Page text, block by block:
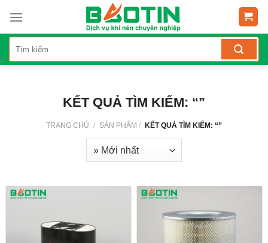
content
KẾT QUẢ TÌM KIẾM: “”
TRANG CHỦ / SẢN PHẨM / KẾT QUẢ TÌM KIẾM: “”